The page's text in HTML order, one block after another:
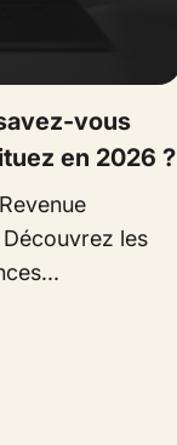
vous
en 2026 ?
les